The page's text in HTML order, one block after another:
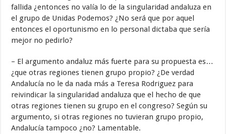
fallida ¿entonces no valía lo de la singularidad andaluza en
el grupo de Unidas Podemos? ¿No será que por aquel
entonces el oportunismo en lo personal dictaba que sería
mejor no pedirlo?
– El argumento andaluz más fuerte para su propuesta es…
¿que otras regiones tienen grupo propio? ¿De verdad
Andalucía no le da nada más a Teresa Rodriguez para
reivindicar la singularidad andaluza que el hecho de que
otras regiones tienen su grupo en el congreso? Según su
argumento, si otras regiones no tuvieran grupo propio,
Andalucía tampoco ¿no? Lamentable.